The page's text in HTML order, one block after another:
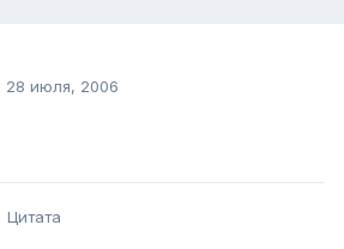
28 июля, 2006
Цитата